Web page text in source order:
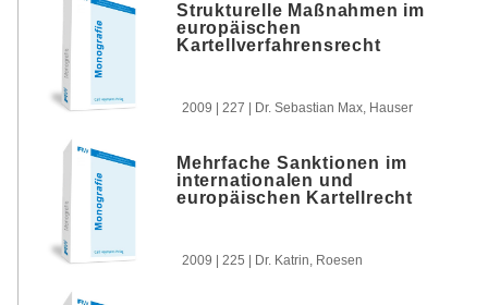
Strukturelle Maßnahmen im
europäischen
Kartellverfahrensrecht
2009 | 227 | Dr. Sebastian Max, Hauser
Mehrfache Sanktionen im
internationalen und
europäischen Kartellrecht
2009 | 225 | Dr. Katrin, Roesen